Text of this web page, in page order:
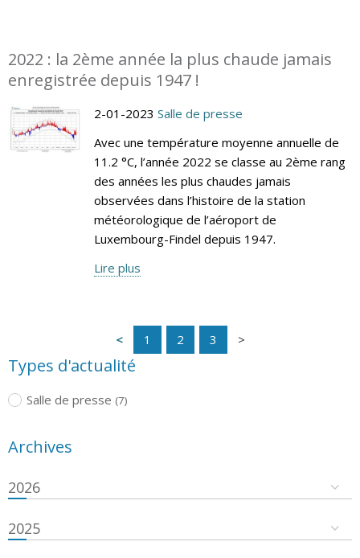
2022 : la 2ème année la plus chaude jamais
enregistrée depuis 1947 !
2-01-2023 Salle de presse
Avec une température moyenne annuelle de
11.2 °C, l’année 2022 se classe au 2ème rang
des années les plus chaudes jamais
observées dans l’histoire de la station
météorologique de l’aéroport de
Luxembourg-Findel depuis 1947.
Lire plus
1 2 3
Types d'actualité
Salle de presse (7)
Archives
2026
2025